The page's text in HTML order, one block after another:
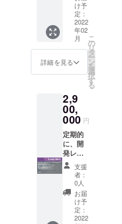
いただ
きま
す。
「※支援
時、必
ず備考
欄にご
希望の
お名前
入くだ
さ
い。」
創薬記
念プ
レート
提供
（大）
記念品
Bluetoo
thス
ピー
お送り
しま
す。 創
薬プ
レート
（ガラ
ス製）
に名前
を掲載
させて
いただ
きま
す。 公
式サイ
月末、
１２月
末に送
付)をご
送付い
たしま
す。
CiMLか
らの感
お送り
いたし
ます。
記念品
（創薬
記念手
ぬぐ
い）を
お送り
いたし
ます。
創薬記
念プ
レート
け予
定：
2022
年02
月
詳細を見る
こ
の
リ
タ
ー
ン
を
選
択
す
る
2,9
00,
000 円
定期的
に、開
発レ
ポート
(頻度は
6か月に
1回、6
月末、
１２月
末に送
支援
者：
0人
お届
け予
定：
2022